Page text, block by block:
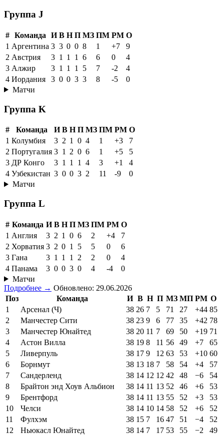
Группа J
# Команда И В Н П МЗ ПМ РМ О
1 Аргентина 3 3 0 0 8 1 +7
9
2 Австрия 3 1 1 1 6 6 0
4
3 Алжир 3 1 1 1 5 7 -2
4
4 Иордания 3 0 0 3 3 8 -5
0
Матчи
Группа K
# Команда И В Н П МЗ ПМ РМ О
1 Колумбия 3 2 1 0 4 1 +3
7
2 Португалия 3 1 2 0 6 1 +5
5
3 ДР Конго 3 1 1 1 4 3 +1
4
4 Узбекистан 3 0 0 3 2 11 -9
0
Матчи
Группа L
# Команда И В Н П МЗ ПМ РМ О
1 Англия 3 2 1 0 6 2 +4
7
2 Хорватия 3 2 0 1 5 5 0
6
3 Гана 3 1 1 1 2 2 0
4
4 Панама 3 0 0 3 0 4 -4
0
Матчи
Подробнее → Обновлено: 29.06.2026
Поз
Команда И В Н П МЗ МП РМ О
1
Арсенал (Ч) 38 26 7 5 71 27 +44 85
2
Манчестер Сити 38 23 9 6 77 35 +42 78
3
Манчестер Юнайтед 38 20 11 7 69 50 +19 71
4
Астон Вилла 38 19 8 11 56 49 +7
65
5
Ливерпуль 38 17 9 12 63 53 +10 60
6
Борнмут 38 13 18 7 58 54 +4
57
7
Сандерленд 38 14 12 12 42 48 −6
54
8
Брайтон энд Хоув Альбион 38 14 11 13 52 46 +6
53
9
Брентфорд 38 14 11 13 55 52 +3
53
10
Челси 38 14 10 14 58 52 +6
52
11
Фулхэм 38 15 7 16 47 51 −4
52
12
Ньюкасл Юнайтед 38 14 7 17 53 55 −2
49